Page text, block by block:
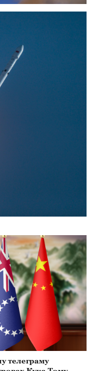
телеграму